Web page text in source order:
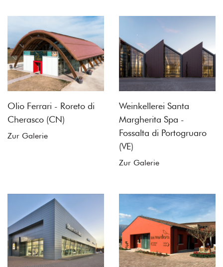
Olio Ferrari - Roreto di
Cherasco (CN)
Zur Galerie
Weinkellerei Santa
Margherita Spa -
Fossalta di Portogruaro
(VE)
Zur Galerie